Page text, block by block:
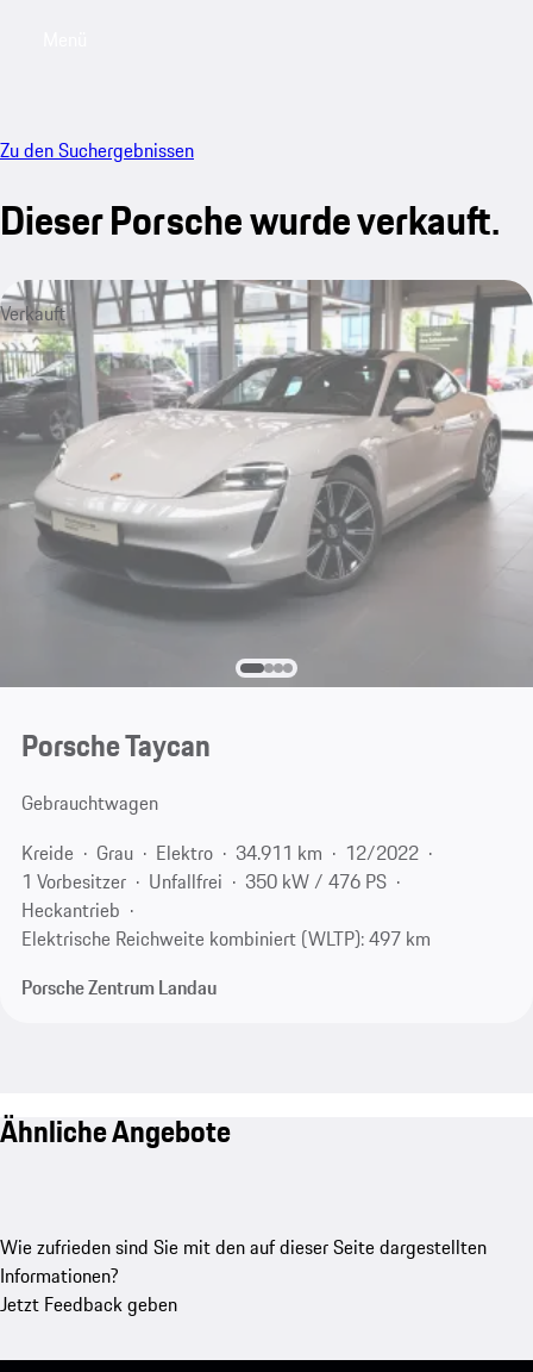
Zu den Suchergebnissen
Dieser Porsche wurde verkauft.
Verkauft
Porsche Taycan
Gebrauchtwagen
Kreide
Grau Elektro 34.911 km
12/2022
1 Vorbesitzer
Unfallfrei
350 kW / 476 PS
Heckantrieb
Elektrische Reichweite kombiniert (WLTP): 497 km
Porsche Zentrum Landau
Ähnliche Angebote
Wie zufrieden sind Sie mit den auf dieser Seite dargestellten
Informationen?
Jetzt Feedback geben